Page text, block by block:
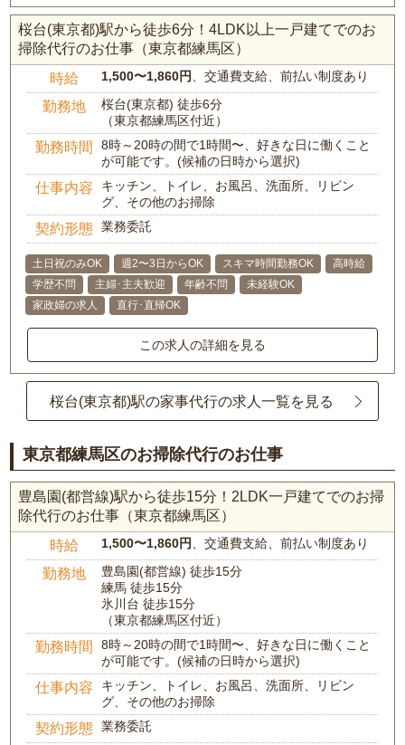
桜台(東京都)駅から徒歩6分！4LDK以上一戸建てでのお
掃除代行のお仕事（東京都練馬区）
時給 1,500〜1,860円、交通費支給、前払い制度あり
勤務地
桜台(東京都) 徒歩6分
（東京都練馬区付近）
勤務時間
8時～20時の間で1時間〜、好きな日に働くこと
が可能です。(候補の日時から選択)
仕事内容
キッチン、トイレ、お風呂、洗面所、リビン
グ、その他のお掃除
契約形態 業務委託
土日祝のみOK 週2〜3日からOK スキマ時間勤務OK
高時給
学歴不問
主婦･主夫歓迎 年齢不問
未経験OK
家政婦の求人
直行･直帰OK
この求人の詳細を見る
桜台(東京都)駅の家事代行の求人一覧を見る
東京都練馬区のお掃除代行のお仕事
豊島園(都営線)駅から徒歩15分！2LDK一戸建てでのお掃
除代行のお仕事（東京都練馬区）
時給 1,500〜1,860円 、交通費支給、前払い制度あり
勤務地
豊島園(都営線) 徒歩15分
練馬 徒歩15分
氷川台 徒歩15分
（東京都練馬区付近）
勤務時間
8時～20時の間で1時間〜、好きな日に働くこと
が可能です。(候補の日時から選択)
仕事内容
キッチン、トイレ、お風呂、洗面所、リビン
グ、その他のお掃除
契約形態 業務委託